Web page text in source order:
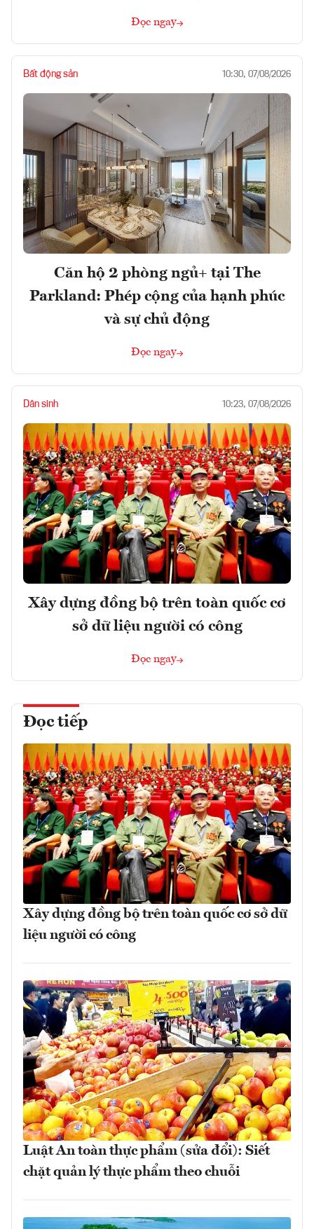
Đọc ngay
Bất động sản 10:30, 07/08/2026
Căn hộ 2 phòng ngủ+ tại The
Parkland: Phép cộng của hạnh phúc
và sự chủ động
Đọc ngay
Dân sinh 10:23, 07/08/2026
Xây dựng đồng bộ trên toàn quốc cơ
sở dữ liệu người có công
Đọc ngay
Đọc tiếp
Xây dựng đồng bộ trên toàn quốc cơ sở dữ
liệu người có công
Luật An toàn thực phẩm (sửa đổi): Siết
chặt quản lý thực phẩm theo chuỗi